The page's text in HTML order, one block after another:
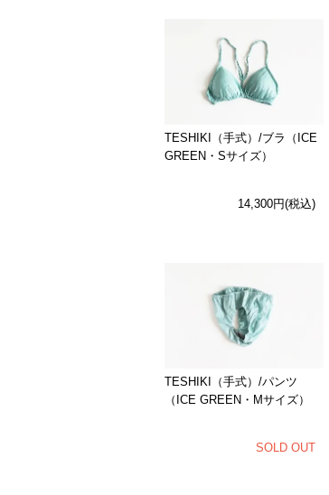
TESHIKI（手式）/ブラ（ICE
GREEN・Sサイズ）
14,300円(税込)
TESHIKI（手式）/パンツ
（ICE GREEN・Mサイズ）
SOLD OUT